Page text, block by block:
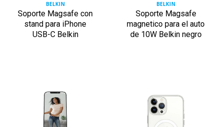
BELKIN
Soporte Magsafe con
stand para iPhone
USB-C Belkin
BELKIN
Soporte Magsafe
magnetico para el auto
de 10W Belkin negro